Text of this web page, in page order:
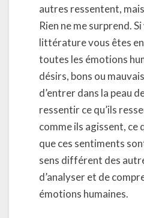
autres ressentent,
Rien ne me surprend.
littérature vous êtes
toutes les émotions
désirs, bons ou
d’entrer dans la peau
ressentir ce qu’ils
comme ils agissent, ce
que ces sentiments
sens différent des
d’analyser et de
émotions humaines.